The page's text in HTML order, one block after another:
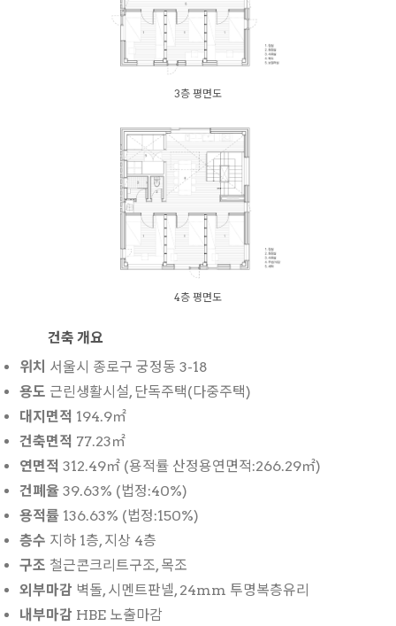
3층 평면도
4층 평면도
건축 개요
위치 서울시 종로구 궁정동 3-18
용도 근린생활시설, 단독주택(다중주택)
대지면적 194.9㎡
건축면적 77.23㎡
연면적 312.49㎡ (용적률 산정용연면적:266.29㎡)
건폐율 39.63% (법정:40%)
용적률 136.63% (법정:150%)
층수 지하 1층, 지상 4층
구조 철근콘크리트구조, 목조
외부마감 벽돌, 시멘트판넬, 24mm 투명복층유리
내부마감 HBE 노출마감